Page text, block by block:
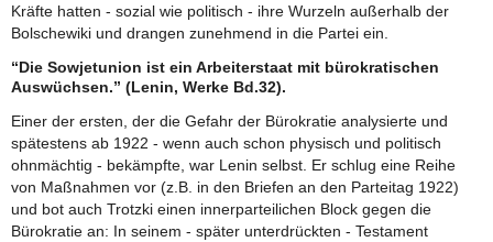
Kräfte hatten - sozial wie politisch - ihre Wurzeln außerhalb der
Bolschewiki und drangen zunehmend in die Partei ein.
“Die Sowjetunion ist ein Arbeiterstaat mit bürokratischen
Auswüchsen.” (Lenin, Werke Bd.32).
Einer der ersten, der die Gefahr der Bürokratie analysierte und
spätestens ab 1922 - wenn auch schon physisch und politisch
ohnmächtig - bekämpfte, war Lenin selbst. Er schlug eine Reihe
von Maßnahmen vor (z.B. in den Briefen an den Parteitag 1922)
und bot auch Trotzki einen innerparteilichen Block gegen die
Bürokratie an: In seinem - später unterdrückten - Testament